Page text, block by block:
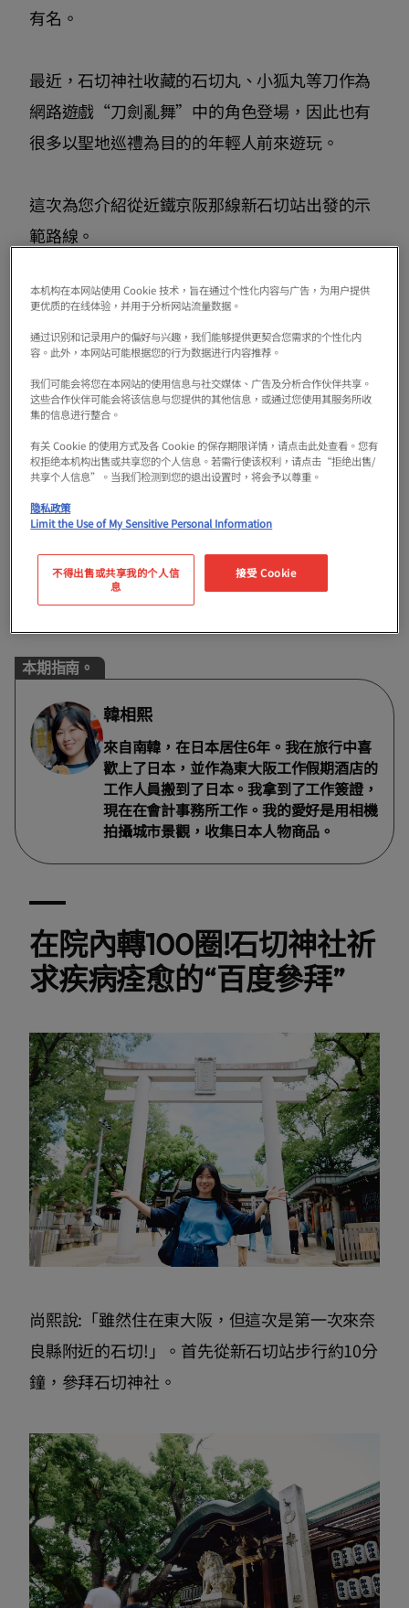
有名。
最近，石切神社收藏的石切丸、小狐丸等刀作為
網路遊戲“刀劍亂舞”中的角色登場，因此也有
很多以聖地巡禮為目的的年輕人前來遊玩。
這次為您介紹從近鐵京阪那線新石切站出發的示
範路線。
切站約30分鐘。從梅田站 (OsakaMetro禦堂筋線) 也同樣約30
分鐘。另外，距離大阪觀光必去的大阪城最近的車站之一森之
宮站 (OsakaMetro中央線) 15分鐘即可到達，交通十分便利。大
阪~奈良之間容易到達的車站。
本期指南。
韓相熙
來自南韓，在日本居住6年。我在旅行中喜
歡上了日本，並作為東大阪工作假期酒店的
工作人員搬到了日本。我拿到了工作簽證，
現在在會計事務所工作。我的愛好是用相機
拍攝城市景觀，收集日本人物商品。
在院內轉100圈!石切神社祈
求疾病痊愈的“百度參拜”
尚熙說:「雖然住在東大阪，但這次是第一次來奈
良縣附近的石切!」。首先從新石切站步行約10分
鐘，參拜石切神社。
本机构在本网站使用 Cookie 技术，旨在通过个性化内容与广告，为用户提供
更优质的在线体验，并用于分析网站流量数据。
通过识别和记录用户的偏好与兴趣，我们能够提供更契合您需求的个性化内
容。此外，本网站可能根据您的行为数据进行内容推荐。
我们可能会将您在本网站的使用信息与社交媒体、广告及分析合作伙伴共享。
这些合作伙伴可能会将该信息与您提供的其他信息，或通过您使用其服务所收
集的信息进行整合。
有关 Cookie 的使用方式及各 Cookie 的保存期限详情，请点击此处查看。您有
权拒绝本机构出售或共享您的个人信息。若需行使该权利，请点击“拒绝出售/
共享个人信息”。当我们检测到您的退出设置时，将会予以尊重。
隐私政策
Limit the Use of My Sensitive Personal Information
不得出售或共享我的个人信
息
接受 Cookie